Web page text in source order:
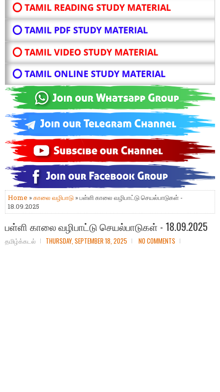
⭕ TAMIL READING STUDY MATERIAL
⭕ TAMIL PDF STUDY MATERIAL
⭕ TAMIL VIDEO STUDY MATERIAL
⭕ TAMIL ONLINE STUDY MATERIAL
Home »காலை வழிபாடு » பள்ளி காலை வழிபாட்டு செயல்பாடுகள் -
18.09.2025
பள்ளி காலை வழிபாட்டு செயல்பாடுகள் - 18.09.2025
தமிழ்க்கடல் THURSDAY, SEPTEMBER 18, 2025 NO COMMENTS